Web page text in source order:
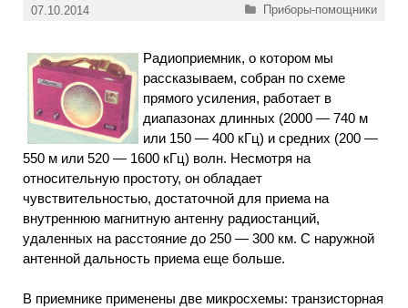
07.10.2014 Рубрики
Приборы-помощники
Радиоприемник, о котором мы
рассказываем, собран по схеме
прямого усиления, работает в
диапазонах длинных (2000 — 740 м
или 150 — 400 кГц) и средних (200 —
550 м или 520 — 1600 кГц) волн. Несмотря на
относительную простоту, он обладает
чувствительностью, достаточной для приема на
внутреннюю магнитную антенну радиостанций,
удаленных на расстояние до 250 — 300 км. С наружной
антенной дальность приема еще больше.
В приемнике применены две микросхемы: транзисторная